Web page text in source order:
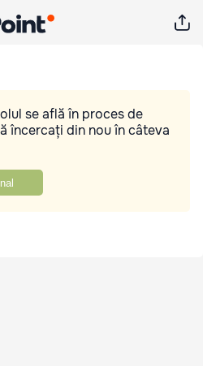
se află în proces de
încercați din nou în câteva